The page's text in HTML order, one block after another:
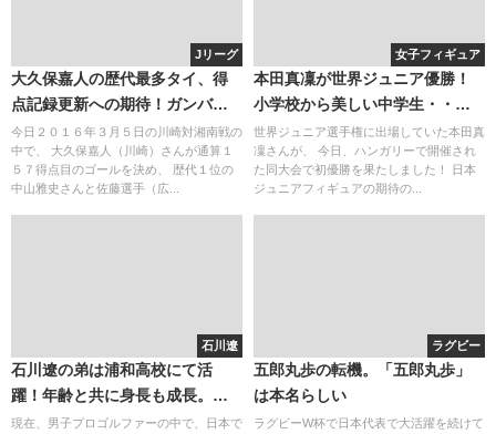
Jリーグ
大久保嘉人の歴代最多タイ、得
点記録更新への期待！ガンバ戦
での発言と香川との関係。嫁と
の馴れ初め
今日２０１６年３月５日の川崎対湘南戦の
中で、 大久保嘉人（川崎）さんが通算１
５７得点目のゴールを決め、 歴代１位の
中山雅史さんと佐藤選手（広...
女子フィギュア
本田真凜が世界ジュニア優勝！
小学校から美しい中学生・・
Twitterとインスタも人気！オス
カーに所属し高校は？
世界ジュニア選手権に出場していた本田真
凜さんが、 今日、ハンガリーで開催され
た同大会で初優勝を果たしました！ 日本
ジュニアフィギュアの期待の...
石川遼
石川遼の弟は浦和高校にて活
躍！年齢と共に身長も成長。キ
ャディーとしても活躍
現在、男子プロゴルファーの中で、日本で
ラグビー
五郎丸歩の転機。「五郎丸歩」
は本名らしい
ラグビーW杯で日本代表で大活躍を続けて